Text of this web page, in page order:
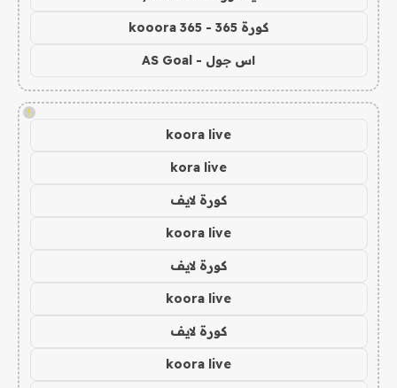
كورة 365 - kooora 365
اس جول - AS Goal
!
koora live
kora live
كورة لايف
koora live
كورة لايف
koora live
كورة لايف
koora live